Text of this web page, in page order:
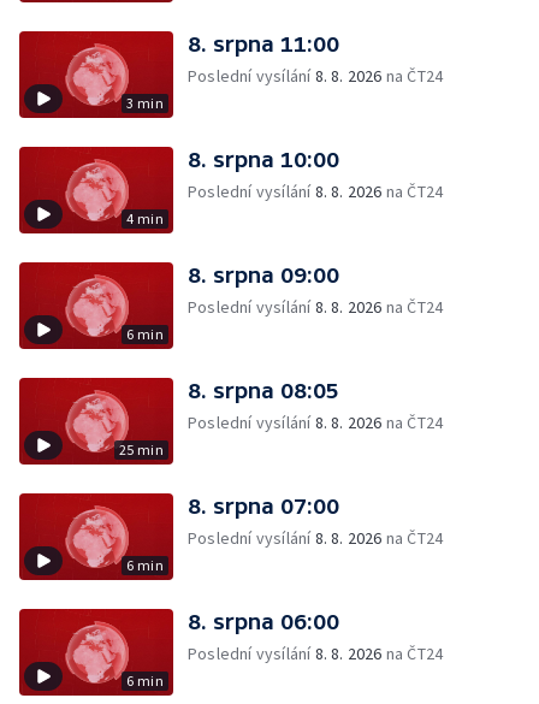
3 min
8. srpna 11:00
Poslední vysílání8. 8. 2026 na ČT24
4 min
8. srpna 10:00
Poslední vysílání8. 8. 2026 na ČT24
6 min
8. srpna 09:00
Poslední vysílání8. 8. 2026 na ČT24
25 min
8. srpna 08:05
Poslední vysílání8. 8. 2026 na ČT24
6 min
8. srpna 07:00
Poslední vysílání8. 8. 2026 na ČT24
6 min
8. srpna 06:00
Poslední vysílání8. 8. 2026 na ČT24